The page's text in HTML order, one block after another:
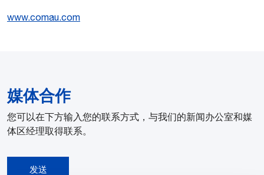
www.comau.com
媒体合作
您可以在下方输入您的联系方式，与我们的新闻办公室和媒
体区经理取得联系。
发送